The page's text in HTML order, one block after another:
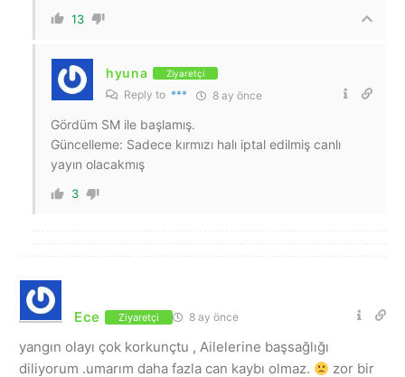
13
hyuna Ziyaretçi
Reply to *** 8 ay önce
Gördüm SM ile başlamış.
Güncelleme: Sadece kırmızı halı iptal edilmiş canlı
yayın olacakmış
3
Ece Ziyaretçi 8 ay önce
yangın olayı çok korkunçtu , Ailelerine başsağlığı
diliyorum .umarım daha fazla can kaybı olmaz.
zor bir